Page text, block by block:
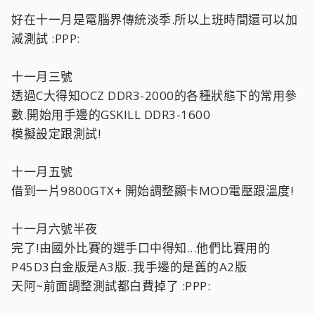
好在十一月是電腦界傳統淡季.所以上班時間還可以加
減測試 :PPP:
十一月三號
透過C大得知OCZ DDR3-2000的各種狀態下的常用參
數.開始用手邊的GSKILL DDR3-1600
模擬設定跟測試!
十一月五號
借到一片9800GTX+ 開始調整顯卡MOD電壓跟溫度!
十一月六號半夜
完了!由國外比賽的選手口中得知...他們比賽用的
P45D3白金版是A3版..我手邊的是舊的A2版
天阿~前面調整測試都白費掉了 :PPP: